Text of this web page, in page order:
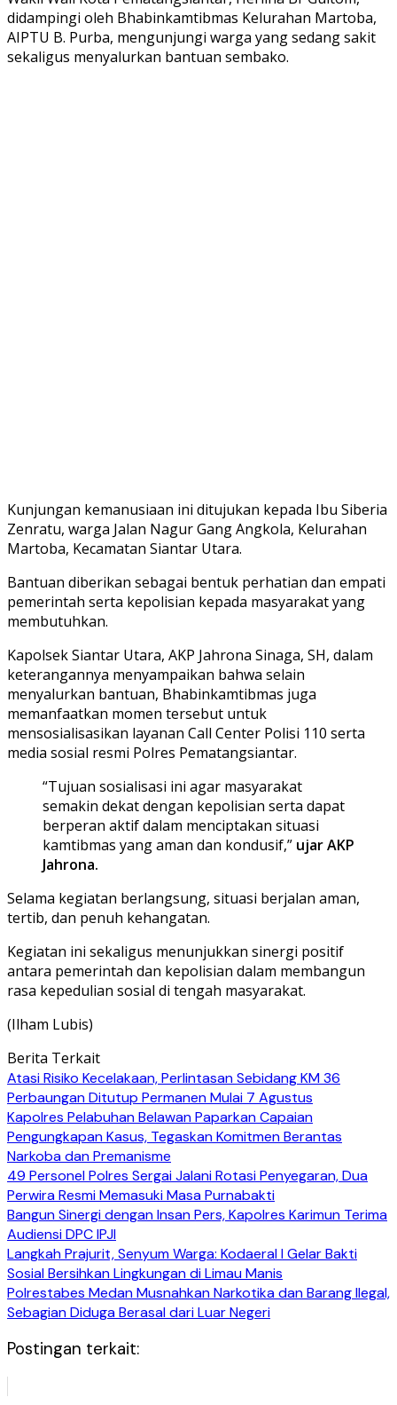
didampingi oleh Bhabinkamtibmas Kelurahan Martoba,
AIPTU B. Purba, mengunjungi warga yang sedang sakit
sekaligus menyalurkan bantuan sembako.
Kunjungan kemanusiaan ini ditujukan kepada Ibu Siberia
Zenratu, warga Jalan Nagur Gang Angkola, Kelurahan
Martoba, Kecamatan Siantar Utara.
Bantuan diberikan sebagai bentuk perhatian dan empati
pemerintah serta kepolisian kepada masyarakat yang
membutuhkan.
Kapolsek Siantar Utara, AKP Jahrona Sinaga, SH, dalam
keterangannya menyampaikan bahwa selain
menyalurkan bantuan, Bhabinkamtibmas juga
memanfaatkan momen tersebut untuk
mensosialisasikan layanan Call Center Polisi 110 serta
media sosial resmi Polres Pematangsiantar.
“Tujuan sosialisasi ini agar masyarakat
semakin dekat dengan kepolisian serta dapat
berperan aktif dalam menciptakan situasi
kamtibmas yang aman dan kondusif,” ujar AKP
Jahrona.
Selama kegiatan berlangsung, situasi berjalan aman,
tertib, dan penuh kehangatan.
Kegiatan ini sekaligus menunjukkan sinergi positif
antara pemerintah dan kepolisian dalam membangun
rasa kepedulian sosial di tengah masyarakat.
(Ilham Lubis)
Berita Terkait
Atasi Risiko Kecelakaan, Perlintasan Sebidang KM 36
Perbaungan Ditutup Permanen Mulai 7 Agustus
Kapolres Pelabuhan Belawan Paparkan Capaian
Pengungkapan Kasus, Tegaskan Komitmen Berantas
Narkoba dan Premanisme
49 Personel Polres Sergai Jalani Rotasi Penyegaran, Dua
Perwira Resmi Memasuki Masa Purnabakti
Bangun Sinergi dengan Insan Pers, Kapolres Karimun Terima
Audiensi DPC IPJI
Langkah Prajurit, Senyum Warga: Kodaeral I Gelar Bakti
Sosial Bersihkan Lingkungan di Limau Manis
Polrestabes Medan Musnahkan Narkotika dan Barang Ilegal,
Sebagian Diduga Berasal dari Luar Negeri
Postingan terkait: